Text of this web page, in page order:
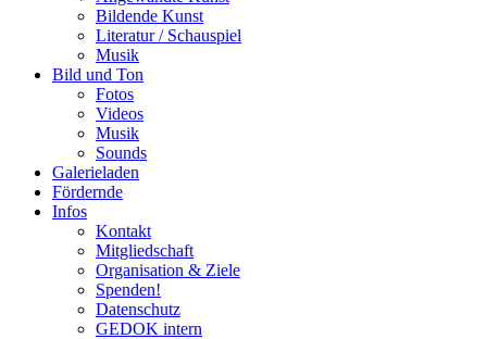
Bildende Kunst
Literatur / Schauspiel
Musik
Bild und Ton
Fotos
Videos
Musik
Sounds
Galerieladen
Fördernde
Infos
Kontakt
Mitgliedschaft
Organisation & Ziele
Spenden!
Datenschutz
GEDOK intern